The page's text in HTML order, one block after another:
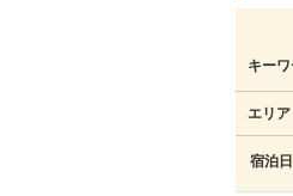
キー
エリア
宿泊日